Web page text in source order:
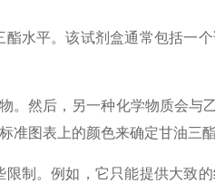
水平。该试剂盒通常包括一
然后，另一种化学物质会与乙
图表上的颜色来确定甘油三酯
制。例如，它只能提供大致